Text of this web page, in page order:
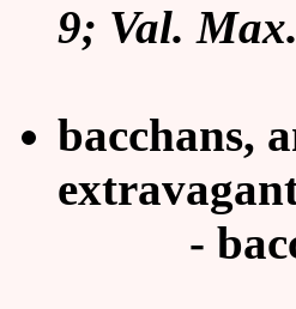
9; Val.
bacchans,
-